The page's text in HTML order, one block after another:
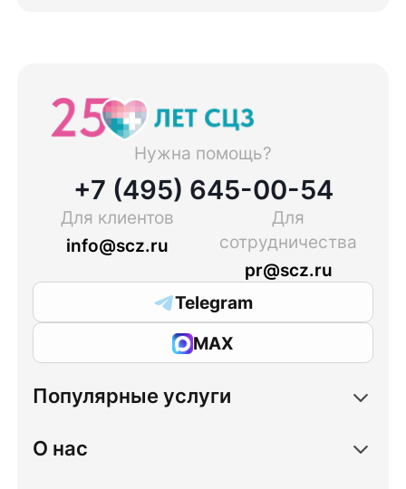
Нужна помощь?
+7 (495) 645-00-54
Для клиентов
info@scz.ru
Для
сотрудничества
pr@scz.ru
Telegram
MAX
Популярные услуги
О нас